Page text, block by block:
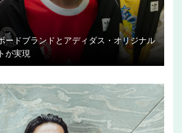
ードブランドとアディダス・オリジナル
が実現